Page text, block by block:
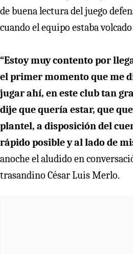
de buena lectura del juego
cuando el equipo estaba
“Estoy muy contento por
el primer momento que me
jugar ahí, en este club tan
dije que quería estar, que
plantel, a disposición del
rápido posible y al lado de
anoche el aludido en
trasandino César Luis Merlo.